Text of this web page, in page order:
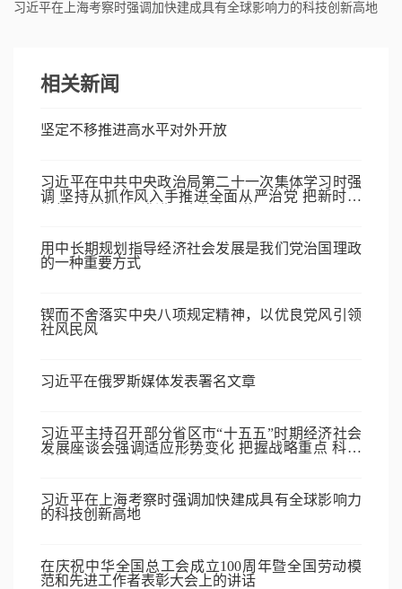
习近平在上海考察时强调加快建成具有全球影响力的科技创新高地
相关新闻
坚定不移推进高水平对外开放
习近平在中共中央政治局第二十一次集体学习时强
调 坚持从抓作风入手推进全面从严治党 把新时代
用中长期规划指导经济社会发展是我们党治国理政
的一种重要方式
锲而不舍落实中央八项规定精神，以优良党风引领
社风民风
习近平在俄罗斯媒体发表署名文章
习近平主持召开部分省区市“十五五”时期经济社会
发展座谈会强调适应形势变化 把握战略重点 科学
习近平在上海考察时强调加快建成具有全球影响力
的科技创新高地
在庆祝中华全国总工会成立100周年暨全国劳动模
范和先进工作者表彰大会上的讲话